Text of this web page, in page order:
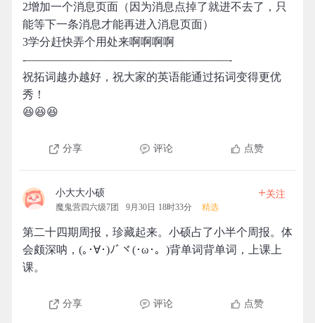
2增加一个消息页面（因为消息点掉了就进不去了，只
能等下一条消息才能再进入消息页面）
3学分赶快弄个用处来啊啊啊啊
-——————————————————-
祝拓词越办越好，祝大家的英语能通过拓词变得更优
秀！
😆😆😆
分享 评论 点赞
小大大小硕
魔鬼营四六级7团 9月30日 18时33分 精选
+关注
第二十四期周报，珍藏起来。小硕占了小半个周报。体
会颇深呐，(｡･∀･)ﾉﾞヾ(･ω･。)背单词背单词，上课上
课。
分享 评论 点赞